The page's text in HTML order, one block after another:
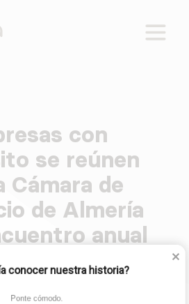
Skip
to
content
Cuatro ejes de intervención:
y tecnología.
con
se reúnen
Cámara de
de Almería
anual
B
Andaluza
conocer nuestra historia?
Ponte cómodo.